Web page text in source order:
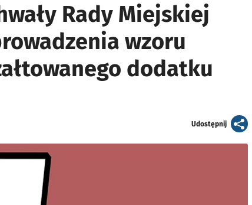
Rady Miejskiej
wzoru
dodatku
Udostępnijartykuł